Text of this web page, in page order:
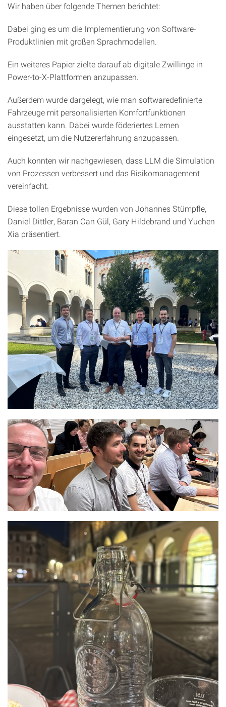
Wir haben über folgende Themen berichtet:
Dabei ging es um die Implementierung von Software-
Produktlinien mit großen Sprachmodellen.
Ein weiteres Papier zielte darauf ab digitale Zwillinge in
Power-to-X-Plattformen anzupassen.
Außerdem wurde dargelegt, wie man softwaredefinierte
Fahrzeuge mit personalisierten Komfortfunktionen
ausstatten kann. Dabei wurde föderiertes Lernen
eingesetzt, um die Nutzererfahrung anzupassen.
Auch konnten wir nachgewiesen, dass LLM die Simulation
von Prozessen verbessert und das Risikomanagement
vereinfacht.
Diese tollen Ergebnisse wurden von Johannes Stümpfle,
Daniel Dittler, Baran Can Gül, Gary Hildebrand und Yuchen
Xia präsentiert.